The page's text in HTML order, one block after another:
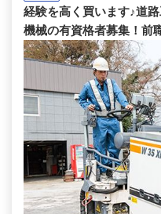
経験を高く買います♪道
機械の有資格者募集！前